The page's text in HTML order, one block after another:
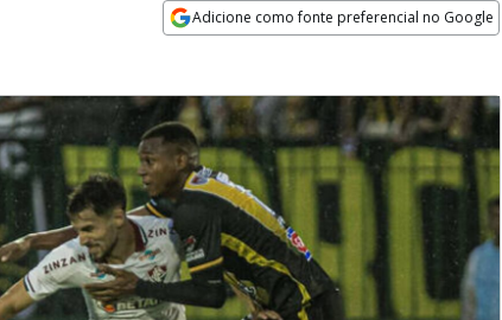
Adicione como fonte preferencial no Google